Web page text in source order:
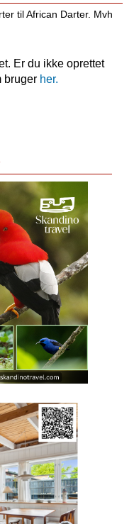
til African Darter. Mvh
Er du ikke oprettet
bruger her.